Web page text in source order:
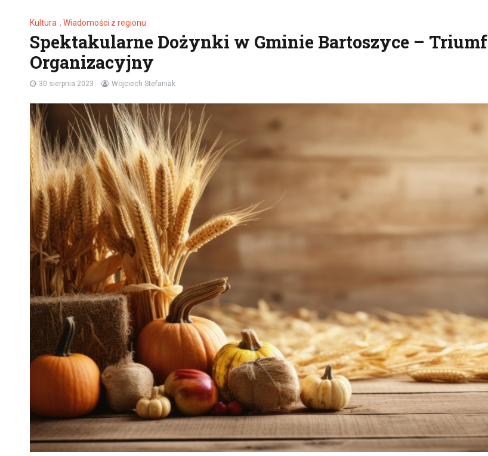
Kultura , Wiadomości z regionu
Spektakularne Dożynki w Gminie Bartoszyce – Triumf
Organizacyjny
30 sierpnia 2023 Wojciech Stefaniak